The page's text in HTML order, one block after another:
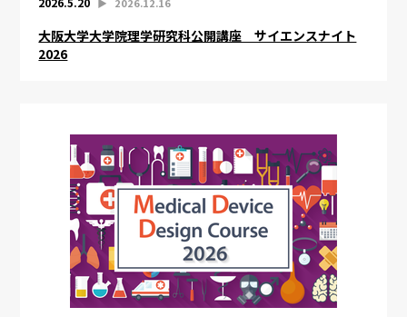
大阪大学大学院理学研究科公開講座 サイエンスナイト
2026